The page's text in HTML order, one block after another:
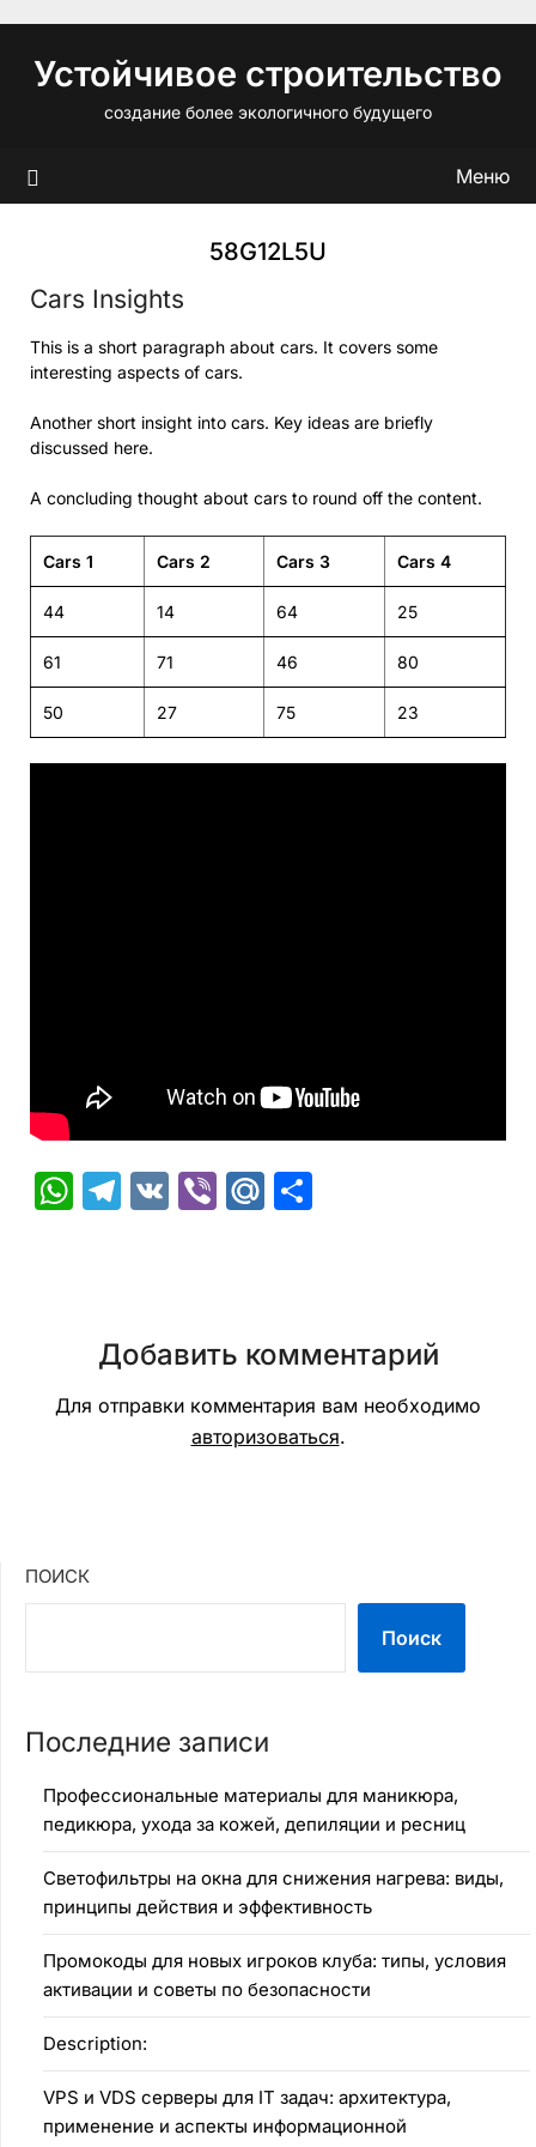
содержимому
Устойчивое строительство
создание более экологичного будущего
Меню
58G12L5U
Cars Insights
This is a short paragraph about cars. It covers some
interesting aspects of cars.
Another short insight into cars. Key ideas are briefly
discussed here.
A concluding thought about cars to round off the content.
Cars 1 Cars 2 Cars 3 Cars 4
44 14 64 25
61 71 46 80
50 27 75 23
WhatsApp
Telegram
VK ViberMail.Ru
Добавить комментарий
Для отправки комментария вам необходимо
авторизоваться.
ПОИСК
Поиск
Последние записи
Профессиональные материалы для маникюра,
педикюра, ухода за кожей, депиляции и ресниц
Светофильтры на окна для снижения нагрева: виды,
принципы действия и эффективность
Промокоды для новых игроков клуба: типы, условия
активации и советы по безопасности
Description:
VPS и VDS серверы для IT задач: архитектура,
применение и аспекты информационной